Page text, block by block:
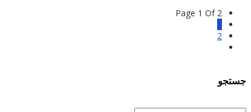
Page 1 Of 2
2
جستجو